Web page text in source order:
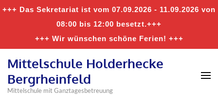
+++ Das Sekretariat ist vom 07.09.2026 - 11.09.2026 von
08:00 bis 12:00 besetzt.+++
+++ Wir wünschen schöne Ferien! +++
Mittelschule Holderhecke
Bergrheinfeld
Mittelschule mit Ganztagesbetreuung